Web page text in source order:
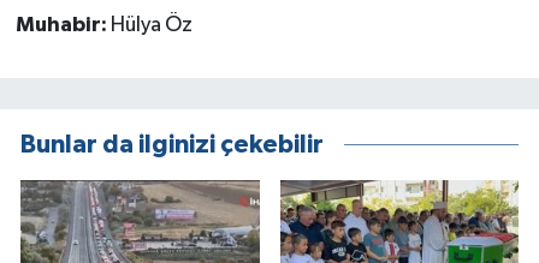
Muhabir: Hülya Öz
Bunlar da ilginizi çekebilir